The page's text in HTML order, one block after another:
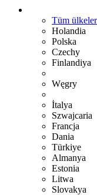
Tüm ülkeler
Holandia
Polska
Czechy
Finlandiya
Węgry
İtalya
Szwajcaria
Francja
Dania
Türkiye
Almanya
Estonia
Litwa
Slovakya